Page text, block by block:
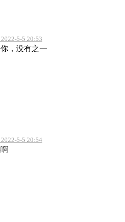
5-5 20:53
，没有之一
5-5 20:54